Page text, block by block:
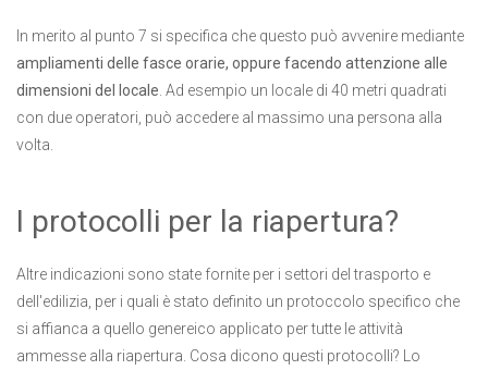
In merito al punto 7 si specifica che questo può avvenire mediante
ampliamenti delle fasce orarie, oppure facendo attenzione alle
dimensioni del locale . Ad esempio un locale di 40 metri quadrati
con due operatori, può accedere al massimo una persona alla
volta.
I protocolli per la riapertura?
Altre indicazioni sono state fornite per i settori del trasporto e
dell'edilizia, per i quali è stato definito un protoccolo specifico che
si affianca a quello genereico applicato per tutte le attività
ammesse alla riapertura. Cosa dicono questi protocolli? Lo